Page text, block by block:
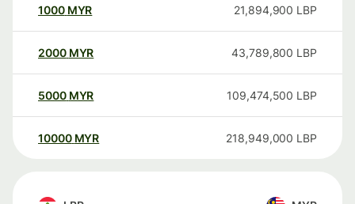
1000 MYR 21,894,900 LBP
2000 MYR 43,789,800 LBP
5000 MYR 109,474,500 LBP
10000 MYR 218,949,000 LBP